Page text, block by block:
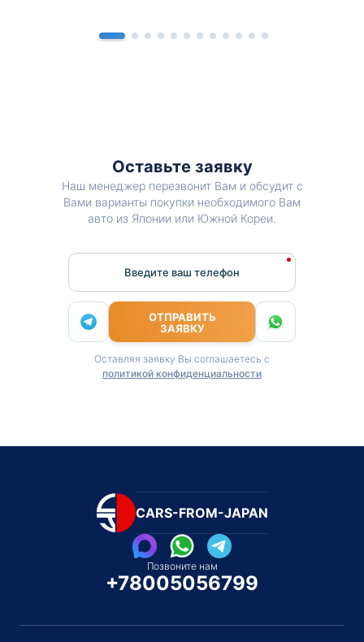
Оставьте заявку
Наш менеджер перезвонит Вам и обсудит с
Вами варианты покупки необходимого Вам
авто из Японии или Южной Кореи.
Введите ваш телефон
ОТПРАВИТЬ
ЗАЯВКУ
Оставляя заявку Вы соглашаетесь с
политикой конфиденциальности
CARS-FROM-JAPAN
Позвоните нам
+78005056799